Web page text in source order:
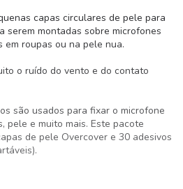
capas circulares de pele para
serem montadas sobre microfones
roupas ou na pele nua.
o ruído do vento e do contato
são usados ​​para fixar o microfone
pele e muito mais. Este pacote
de pele Overcover e 30 adesivos